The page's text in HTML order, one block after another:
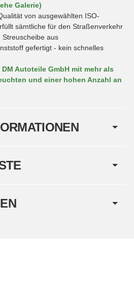
Galerie)
von ausgewählten ISO-
sämtliche für den Straßenverkehr
Streuscheibe aus
gefertigt - kein schnelles
DM Autoteile GmbH mit mehr als
und einer hohen Anzahl an